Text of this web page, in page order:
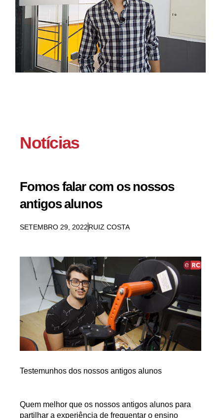
Notícias
Fomos falar com os nossos
antigos alunos
SETEMBRO 29, 2022RUIZ COSTA
Testemunhos dos nossos antigos alunos
Quem melhor que os nossos antigos alunos para
partilhar a experiência de frequentar o ensino